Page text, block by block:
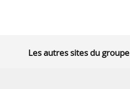
Les autres sites du groupe